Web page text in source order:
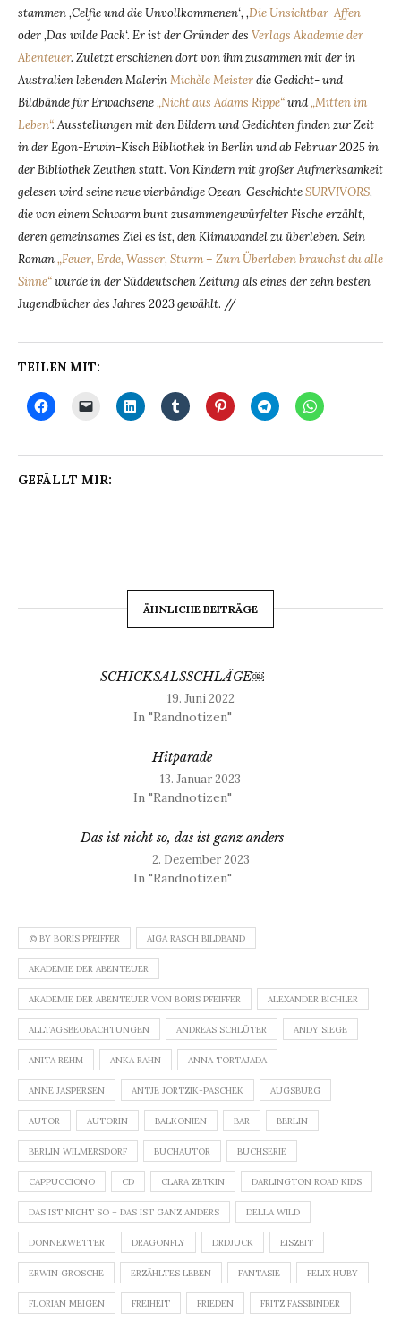
stammen ‚Celfie und die Unvollkommenen‘, ‚Die Unsichtbar-Affen
oder ‚Das wilde Pack‘. Er ist der Gründer des Verlags Akademie der
Abenteuer. Zuletzt erschienen dort von ihm zusammen mit der in
Australien lebenden MalerinMichèle Meisterdie Gedicht- und
Bildbände für Erwachsene„Nicht aus Adams Rippe“und„Mitten im
Leben“. Ausstellungen mit den Bildern und Gedichten finden zur Zeit
in der Egon-Erwin-Kisch Bibliothek in Berlin und ab Februar 2025 in
der Bibliothek Zeuthen statt. Von Kindern mit großer Aufmerksamkeit
gelesen wird seine neue vierbändige Ozean-GeschichteSURVIVORS,
die von einem Schwarm bunt zusammengewürfelter Fische erzählt,
deren gemeinsames Ziel es ist, den Klimawandel zu überleben. Sein
Roman„Feuer, Erde, Wasser, Sturm – Zum Überleben brauchst du alle
Sinne“wurde in der Süddeutschen Zeitung als eines der zehn besten
Jugendbücher des Jahres 2023 gewählt. //
TEILEN MIT:
GEFÄLLT MIR:
ÄHNLICHE BEITRÄGE
SCHICKSALSSCHLÄGE￼
19. Juni 2022
In "Randnotizen"
Hitparade
13. Januar 2023
In "Randnotizen"
Das ist nicht so, das ist ganz anders
2. Dezember 2023
In "Randnotizen"
© BY BORIS PFEIFFER AIGA RASCH BILDBAND
AKADEMIE DER ABENTEUER
AKADEMIE DER ABENTEUER VON BORIS PFEIFFER ALEXANDER BICHLER
ALLTAGSBEOBACHTUNGEN ANDREAS SCHLÜTER ANDY SIEGE
ANITA REHM ANKA RAHN ANNA TORTAJADA
ANNE JASPERSEN ANTJE JORTZIK-PASCHEK AUGSBURG
AUTOR AUTORIN BALKONIEN BAR BERLIN
BERLIN WILMERSDORF BUCHAUTOR BUCHSERIE
CAPPUCCIONO CD CLARA ZETKIN DARLINGTON ROAD KIDS
DAS IST NICHT SO – DAS IST GANZ ANDERS DELLA WILD
DONNERWETTER DRAGONFLY DRDJUCK EISZEIT
ERWIN GROSCHE ERZÄHLTES LEBEN FANTASIE FELIX HUBY
FLORIAN MEIGEN FREIHEIT FRIEDEN FRITZ FASSBINDER